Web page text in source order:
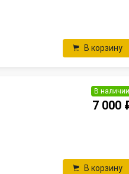
В корзину
В наличии
7 000
В корзину